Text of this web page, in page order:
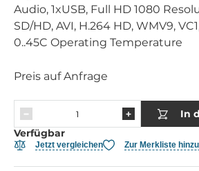
Audio, 1xUSB, Full HD 1080
SD/HD, AVI, H.264 HD, WMV9,
0..45C Operating Temperature
Preis auf Anfrage
In
Verfügbar
Jetzt vergleichen Zur Merkliste